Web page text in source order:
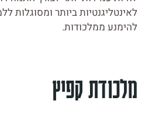
לאינטליגנטיות ביותר ומסוגלות
להימנע ממלכודות.
מלכודת קפיץ